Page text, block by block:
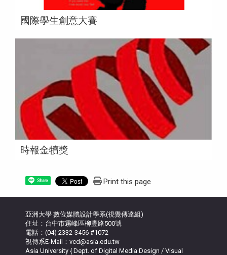
國際學生創意大賽
時報金犢獎
Share Print this page
亞洲大學 數位媒體設計學系(視覺傳達組)
住址：台中市霧峰區柳豐路500號
電話：(04) 2332-3456 #1072
視傳系E-Mail：vcd@asia.edu.tw
Asia University { Dept. of Digital Media Design / Visual